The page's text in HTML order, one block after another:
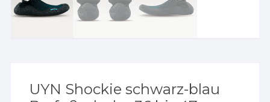
UYN Shockie schwarz-blau